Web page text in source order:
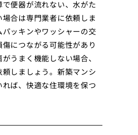
便器が流れない、水がた
合は専門業者に依頼しま
ッキンやワッシャーの交
につながる可能性があり
うまく機能しない場合、
しましょう。新築マンシ
ば、快適な住環境を保つ